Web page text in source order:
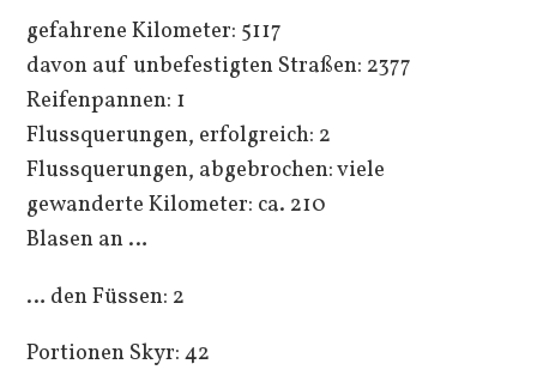
gefahrene Kilometer: 5117
davon auf unbefestigten Straßen: 2377
Reifenpannen: 1
Flussquerungen, erfolgreich: 2
Flussquerungen, abgebrochen: viele
gewanderte Kilometer: ca. 210
Blasen an …
… den Füssen: 2
Portionen Skyr: 42